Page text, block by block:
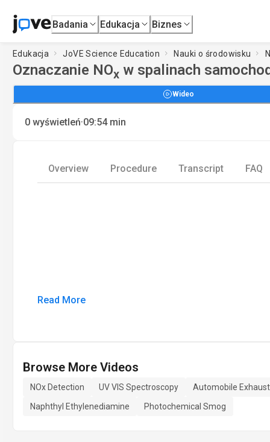
Badania Edukacja Biznes
Edukacja JoVE Science Education Nauki o środowisku
Oznaczanie NOx w spalinach
Wideo
0 wyświetleń·09:54 min
Overview Procedure Transcript FAQ
Read More
Browse More Videos
NOx Detection UV VIS Spectroscopy
Automobile Exhaust
Naphthyl Ethylenediamine
Photochemical Smog